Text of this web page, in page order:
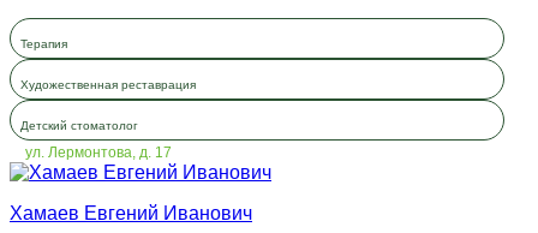
Терапия
Художественная реставрация
Детский стоматолог
ул. Лермонтова, д. 17
Хамаев Евгений Иванович